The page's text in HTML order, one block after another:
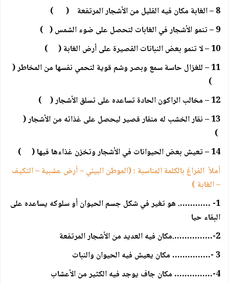
8 – الغابة مكان فيه القليل من الأشجار المرتفعة ( )
9 – تنمو الأشجار في الغابات لتحصل على ضوء الشمس ( )
10 – لا تنمو بعض النباتات القصيرة على أرض الغابة ( )
11 – للغزال حاسة سمع وبصر وشم قوية لتحمي نفسها من المخاطر (
)
12 – مخالب الراكون الحادة تساعده على تسلق الأشجار ( )
13 – نقار الخشب له منقار قصير ليحصل على غذائه من الأشجار (
)
14 – تعيش بعض الحيوانات في الأشجار وتخزن غذاءها فيها ( )
أملأ الفراغ بالكلمة المناسبة : (الموطن البيئي – أرض عشبية – التكيف
– الغابة )
1- …………. هو تغير في شكل جسم الحيوان أو سلوكه يساعده على
البقاء حيا
2-…………….مكان فيه العديد من الأشجار المرتفعة
3 -…………… مكان يعيش فيه الحيوان والنبات
4-…………… مكان جاف يوجد فيه الكثير من الأعشاب